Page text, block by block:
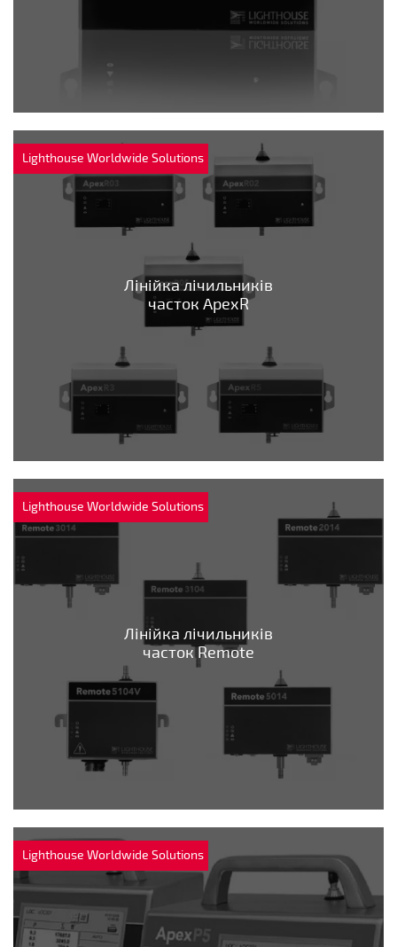
Lighthouse Worldwide Solutions
Лінійка лічильників
часток ApexR
Lighthouse Worldwide Solutions
Лінійка лічильників
часток Remote
Lighthouse Worldwide Solutions